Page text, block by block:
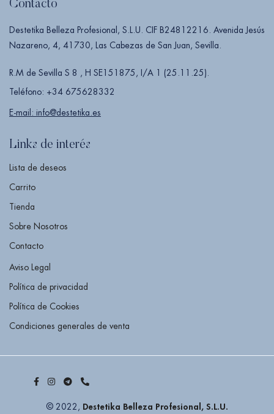
Contacto
Destetika Belleza Profesional, S.L.U. CIF B24812216. Avenida Jesús
Nazareno, 4, 41730, Las Cabezas de San Juan, Sevilla.
R.M de Sevilla S 8 , H SE151875, I/A 1 (25.11.25).
Teléfono: +34 675628332
E-mail: info@destetika.es
Links de interés
Lista de deseos
Carrito
Tienda
Sobre Nosotros
Contacto
Aviso Legal
Política de privacidad
Política de Cookies
Condiciones generales de venta
© 2022, Destetika Belleza Profesional, S.L.U.